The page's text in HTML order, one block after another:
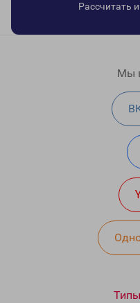
Рассчитать
Мы